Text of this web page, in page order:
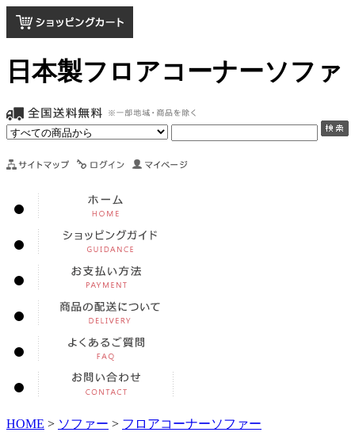
日本製フロアコーナーソファ
HOME > ソファー > フロアコーナーソファー